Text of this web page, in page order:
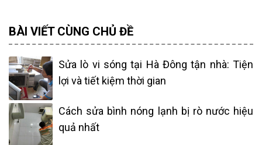
BÀI VIẾT CÙNG CHỦ ĐỀ
Sửa lò vi sóng tại Hà Đông tận nhà: Tiện
lợi và tiết kiệm thời gian
Cách sửa bình nóng lạnh bị rò nước hiệu
quả nhất